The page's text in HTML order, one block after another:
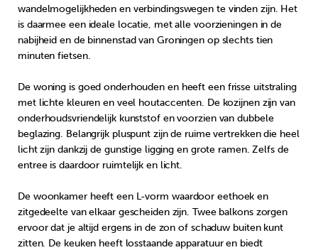
wandelmogelijkheden en verbindingswegen te vinden zijn. Het
is daarmee een ideale locatie, met alle voorzieningen in de
nabijheid en de binnenstad van Groningen op slechts tien
minuten fietsen.
De woning is goed onderhouden en heeft een frisse uitstraling
met lichte kleuren en veel houtaccenten. De kozijnen zijn van
onderhoudsvriendelijk kunststof en voorzien van dubbele
beglazing. Belangrijk pluspunt zijn de ruime vertrekken die heel
licht zijn dankzij de gunstige ligging en grote ramen. Zelfs de
entree is daardoor ruimtelijk en licht.
De woonkamer heeft een L-vorm waardoor eethoek en
zitgedeelte van elkaar gescheiden zijn. Twee balkons zorgen
ervoor dat je altijd ergens in de zon of schaduw buiten kunt
zitten. De keuken heeft losstaande apparatuur en biedt